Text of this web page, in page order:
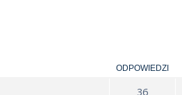
ODPOWIEDZI
36